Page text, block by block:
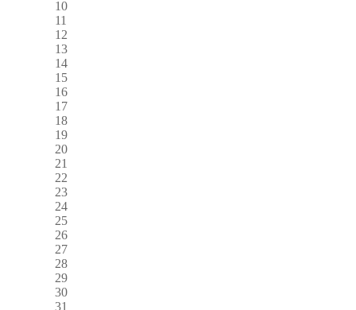
10
11
12
13
14
15
16
17
18
19
20
21
22
23
24
25
26
27
28
29
30
31